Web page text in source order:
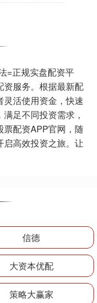
=正规实盘配资平
资服务。根据最新配
灵活使用资金，快速
足不同投资需求，
票配资APP官网，随
启高效投资之旅。让
信德
大资本优配
策略大赢家